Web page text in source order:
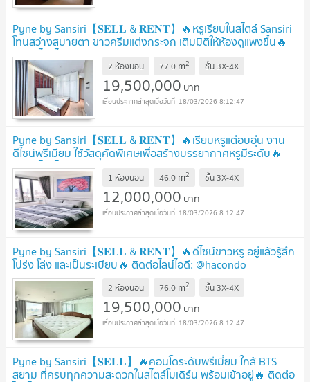
Pyne by Sansiri【𝐒𝐄𝐋𝐋 & 𝐑𝐄𝐍𝐓】🔥หรูเรียบในสไตล์ Sansiri
โทนสว่างสบายตา ขาวครีมแต่งกระจก เติมมิติให้ห้องดูแพงขึ้น🔥
ติดต่อไลน์ไอดี: @hacondo
2 ห้องนอน 77.0 m2 ชั้น 3X-4X
19,500,000 บาท
18/03/2026 8:12:47
Pyne by Sansiri【𝐒𝐄𝐋𝐋 & 𝐑𝐄𝐍𝐓】🔥เรียบหรูแต่อบอุ่น งาน
ดีไซน์พรีเมียม ใช้วัสดุคัดพิเศษเพื่อสร้างบรรยากาศหรูมีระดับ🔥
ติดต่อไลน์ไอดี: @hacondo
1 ห้องนอน 46.0 m2 ชั้น 3X-4X
12,000,000 บาท
18/03/2026 8:12:47
Pyne by Sansiri【𝐒𝐄𝐋𝐋 & 𝐑𝐄𝐍𝐓】🔥ดีไซน์ขาวหรู อยู่แล้วรู้สึก
โปร่ง โล่ง และเป็นระเบียบ🔥 ติดต่อไลน์ไอดี: @hacondo
2 ห้องนอน 76.0 m2 ชั้น 3X-4X
19,500,000 บาท
18/03/2026 8:12:47
Pyne by Sansiri【𝐒𝐄𝐋𝐋】🔥คอนโดระดับพรีเมี่ยม ใกล้ BTS
สยาม ที่ครบทุกความสะดวกในสไตล์โมเดิร์น พร้อมเข้าอยู่🔥 ติดต่อ